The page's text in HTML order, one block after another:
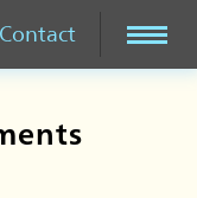
Contact